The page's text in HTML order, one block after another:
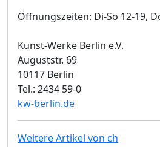
Öffnungszeiten: Di-So 12-19,
Kunst-Werke Berlin e.V.
Auguststr. 69
10117 Berlin
Tel.: 2434 59-0
kw-berlin.de
Weitere Artikel von ch